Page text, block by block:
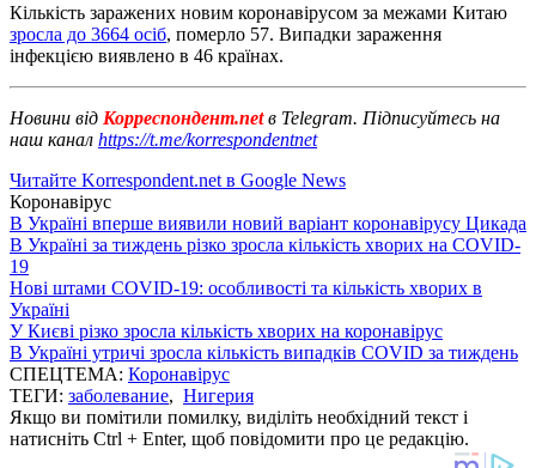
Кількість заражених новим коронавірусом за межами Китаю
зросла до 3664 осіб, померло 57. Випадки зараження
інфекцією виявлено в 46 країнах.
Новини від Корреспондент.netв Telegram. Підписуйтесь на
наш канал https://t.me/korrespondentnet
Читайте Korrespondent.net в Google News
Коронавірус
В Україні вперше виявили новий варіант коронавірусу Цикада
В Україні за тиждень різко зросла кількість хворих на COVID-
19
Нові штами COVID-19: особливості та кількість хворих в
Україні
У Києві різко зросла кількість хворих на коронавірус
В Україні утричі зросла кількість випадків COVID за тиждень
СПЕЦТЕМА: Коронавірус
ТЕГИ: заболевание, Нигерия
Якщо ви помітили помилку, виділіть необхідний текст і
натисніть Ctrl + Enter, щоб повідомити про це редакцію.